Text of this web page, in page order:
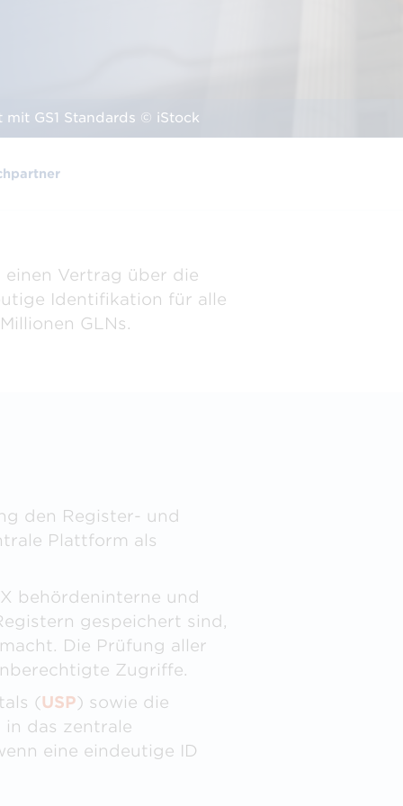
mit GS1 Standards © iStock
einen Vertrag über die
Identifikation für alle
GLNs.
den Register- und
Plattform als
behördeninterne und
gespeichert sind,
Die Prüfung aller
Zugriffe.
(USP) sowie die
in das zentrale
eine eindeutige ID